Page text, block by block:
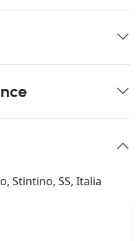
Stintino, SS, Italia